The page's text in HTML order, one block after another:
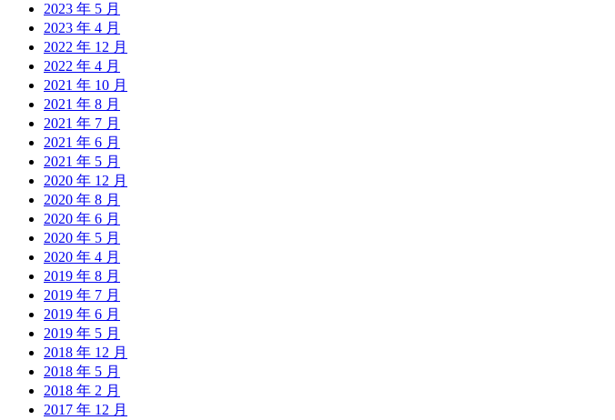
2023 年 5 月
2023 年 4 月
2022 年 12 月
2022 年 4 月
2021 年 10 月
2021 年 8 月
2021 年 7 月
2021 年 6 月
2021 年 5 月
2020 年 12 月
2020 年 8 月
2020 年 6 月
2020 年 5 月
2020 年 4 月
2019 年 8 月
2019 年 7 月
2019 年 6 月
2019 年 5 月
2018 年 12 月
2018 年 5 月
2018 年 2 月
2017 年 12 月